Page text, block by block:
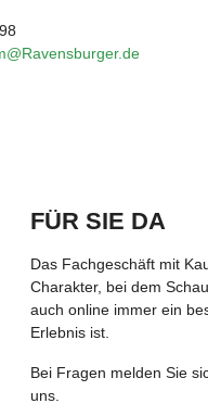
FÜR SIE DA
Das Fachgeschäft mit
Charakter, bei dem
auch online immer ein
Erlebnis ist.
Bei Fragen melden Sie
uns.